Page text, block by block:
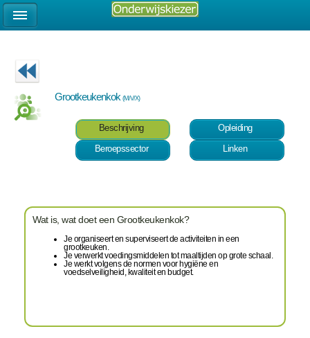
Grootkeukenkok(M/V/X)
Beschrijving
Opleiding
Beroepssector
Linken
Wat is, wat doet een Grootkeukenkok?
Je organiseert en superviseert de activiteiten in een
grootkeuken.
Je verwerkt voedingsmiddelen tot maaltijden op grote schaal.
Je werkt volgens de normen voor hygiëne en
voedselveiligheid, kwaliteit en budget.